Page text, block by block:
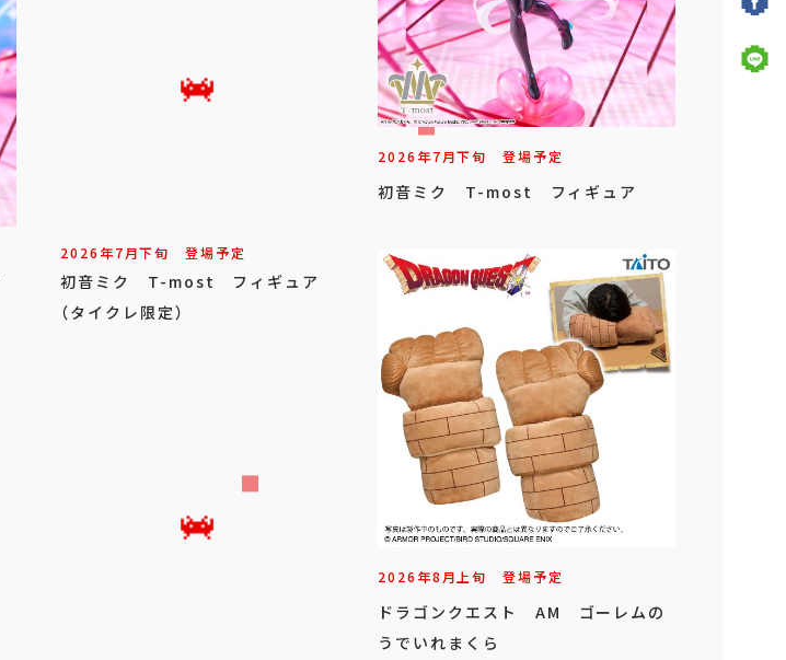
2026年7月下旬 登場予定
初音ミク T-most フィギュア
（タイクレ限定）
2026年7月下旬 登場予定
初音ミク T-most フィギュア
2026年8月上旬 登場予定
ドラゴンクエスト AM ゴーレムの
うでいれまくら